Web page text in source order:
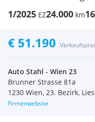
1/2025 EZ24.000 km
€ 51.190
Auto Stahl - Wien 23
Brunner Strasse 81a
1230 Wien, 23. Bezirk,
Firmenwebsite